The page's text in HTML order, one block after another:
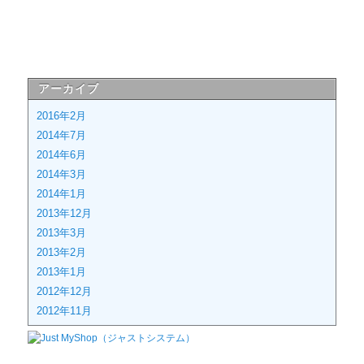
アーカイブ
2016年2月
2014年7月
2014年6月
2014年3月
2014年1月
2013年12月
2013年3月
2013年2月
2013年1月
2012年12月
2012年11月